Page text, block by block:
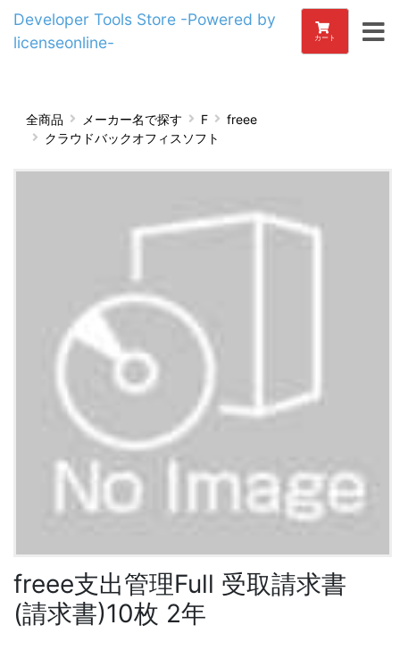
Developer Tools Store -Powered by
licenseonline-
カート
全商品 メーカー名で探す F
freee
クラウドバックオフィスソフト
freee支出管理Full 受取請求書
(請求書)10枚 2年